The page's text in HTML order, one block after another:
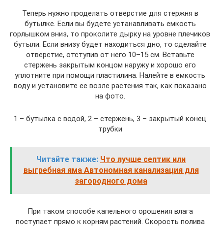
Теперь нужно проделать отверстие для стержня в
бутылке. Если вы будете устанавливать емкость
горлышком вниз, то проколите дырку на уровне плечиков
бутыли. Если внизу будет находиться дно, то сделайте
отверстие, отступив от него 10–15 см. Вставьте
стержень закрытым концом наружу и хорошо его
уплотните при помощи пластилина. Налейте в емкость
воду и установите ее возле растения так, как показано
на фото.
1 – бутылка с водой, 2 – стержень, 3 – закрытый конец
трубки
Читайте также: Что лучше септик или
выгребная яма Автономная канализация для
загородного дома
При таком способе капельного орошения влага
поступает прямо к корням растений. Скорость полива